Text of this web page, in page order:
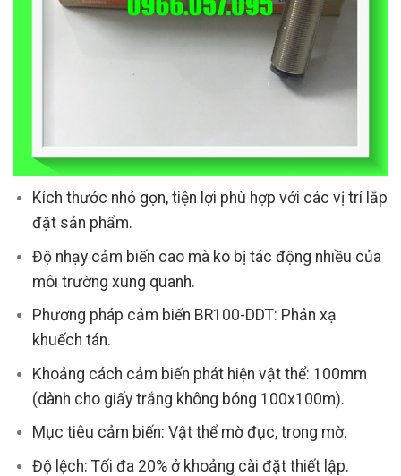
Kích thước nhỏ gọn, tiện lợi phù hợp với các vị trí lắp
đặt sản phẩm.
Độ nhạy cảm biến cao mà ko bị tác động nhiều của
môi trường xung quanh.
Phương pháp cảm biến BR100-DDT: Phản xạ
khuếch tán.
Khoảng cách cảm biến phát hiện vật thể: 100mm
(dành cho giấy trắng không bóng 100x100m).
Mục tiêu cảm biến: Vật thể mờ đục, trong mờ.
Độ lệch: Tối đa 20% ở khoảng cài đặt thiết lập.